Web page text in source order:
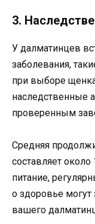
3.
У далматинцев
заболевания,
при выборе
наследственные
проверенным
Средняя
составляет
питание,
о здоровье могут
вашего